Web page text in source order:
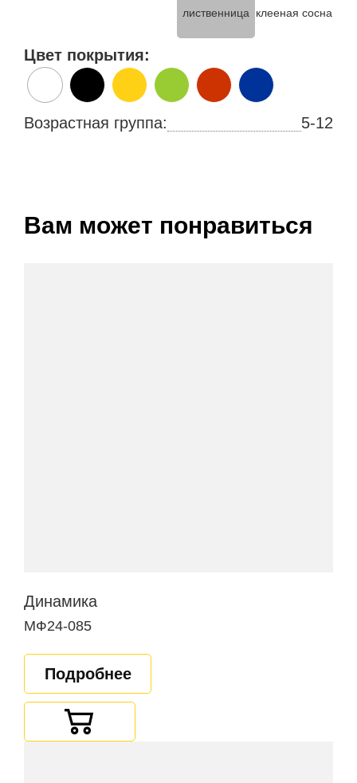
лиственница клееная сосна
Цвет покрытия:
Возрастная группа: 5-12
Вам может понравиться
Динамика
МФ24-085
Подробнее